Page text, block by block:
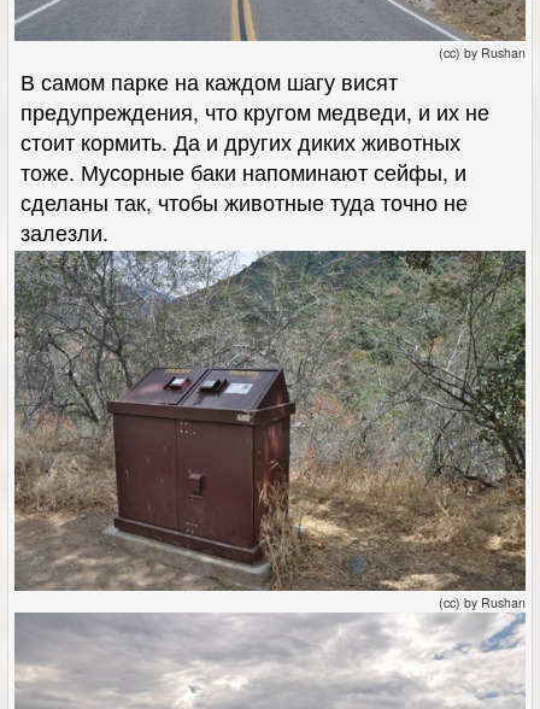
(cc) by Rushan
В самом парке на каждом шагу висят
предупреждения, что кругом медведи, и их не
стоит кормить. Да и других диких животных
тоже. Мусорные баки напоминают сейфы, и
сделаны так, чтобы животные туда точно не
залезли.
(cc) by Rushan